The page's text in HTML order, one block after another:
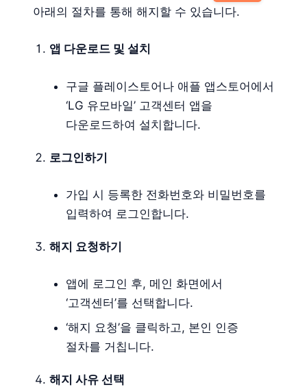
아래의 절차를 통해 해지할 수 있습니다.
앱 다운로드 및 설치
구글 플레이스토어나 애플 앱스토어에서
‘LG 유모바일’ 고객센터 앱을
다운로드하여 설치합니다.
로그인하기
가입 시 등록한 전화번호와 비밀번호를
입력하여 로그인합니다.
해지 요청하기
앱에 로그인 후, 메인 화면에서
‘고객센터’를 선택합니다.
‘해지 요청’을 클릭하고, 본인 인증
절차를 거칩니다.
해지 사유 선택